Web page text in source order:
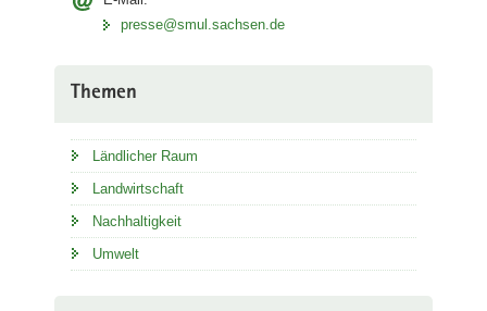
presse@smul.sachsen.de
Themen
Ländlicher Raum
Landwirtschaft
Nachhaltigkeit
Umwelt